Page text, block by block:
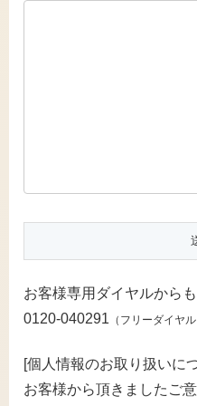
お客様専用ダイヤルから
0120-040291 （フリーダイヤル
[個人情報のお取り扱いに
お客様から頂きましたご